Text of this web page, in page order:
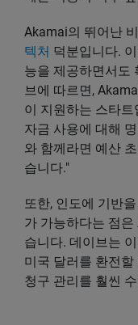
Akamai의 뛰어난
텍처 덕분입니다.
능을 제공하면서도
브에 따르면,
이 지원하는 스타
자금 사용에 대해
와 함께라면 예산
습니다."
또한, 인도에 기반
가 가능하다는 점
습니다. 데이브는
미국 달러를 환전
청구 관리를 훨씬